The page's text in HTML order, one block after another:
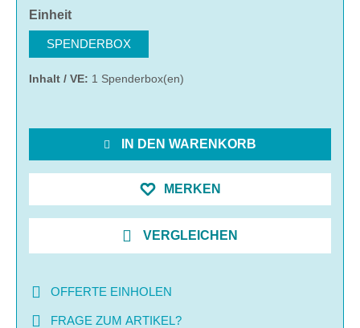
Einheitauswählen
SPENDERBOX
Inhalt / VE: 1 Spenderbox(en)
IN DEN WARENKORB
MERKEN
VERGLEICHEN
OFFERTE EINHOLEN
FRAGE ZUM ARTIKEL?